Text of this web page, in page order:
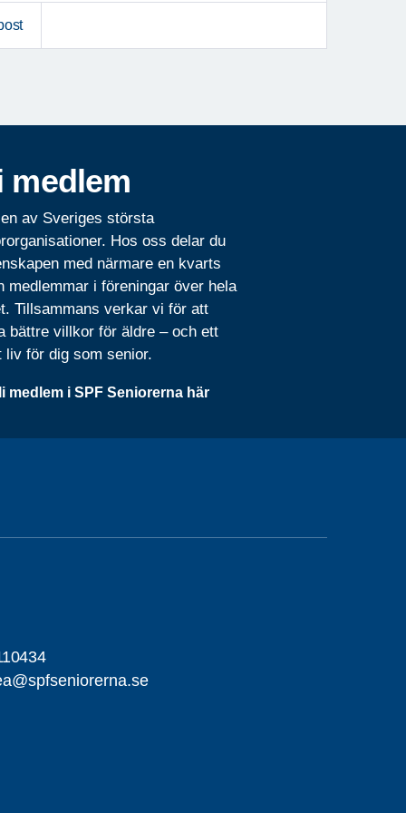
medlem
av Sveriges största
Hos oss delar du
med närmare en kvarts
medlemmar i föreningar över hela
Tillsammans verkar vi för att
bättre villkor för äldre – och ett
liv för dig som senior.
medlem i SPF Seniorerna här